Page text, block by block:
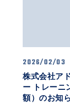
2026/02/03
株式会社ア
ー トレーニ
額）のお知